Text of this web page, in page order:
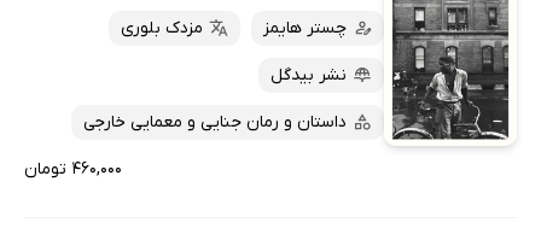
داغ‌ترین‌ها
پربحث‌ها
کتاب‌های صوتی
کتاب‌های متنی
چستر هایمز مزدک بلوری
نشر بیدگل
داستان و رمان جنایی و معمایی خارجی
۴۶۰,۰۰۰ تومان